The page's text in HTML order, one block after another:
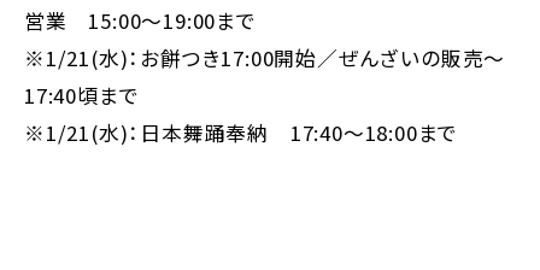
営業 15:00～19:00まで
※1/21(水)：お餅つき17:00開始／ぜんざいの販売～
17:40頃まで
※1/21(水)：日本舞踊奉納 17:40～18:00まで